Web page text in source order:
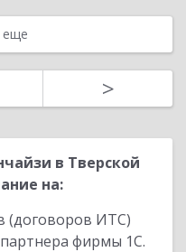
еще
>
в Тверской
на:
(договоров ИТС)
фирмы 1С.